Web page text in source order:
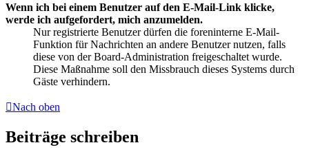
Wenn ich bei einem Benutzer auf den E-Mail-Link klicke,
werde ich aufgefordert, mich anzumelden.
Nur registrierte Benutzer dürfen die foreninterne E-Mail-
Funktion für Nachrichten an andere Benutzer nutzen, falls
diese von der Board-Administration freigeschaltet wurde.
Diese Maßnahme soll den Missbrauch dieses Systems durch
Gäste verhindern.
Nach oben
Beiträge schreiben